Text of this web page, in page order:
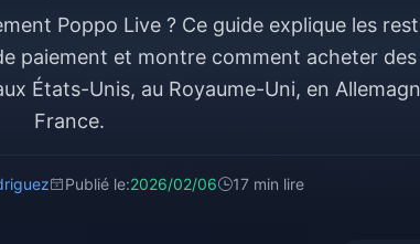
Poppo Live ? Ce guide explique les
paiement et montre comment acheter
États-Unis, au Royaume-Uni, en
France.
Publié le:2026/02/06 17 min lire